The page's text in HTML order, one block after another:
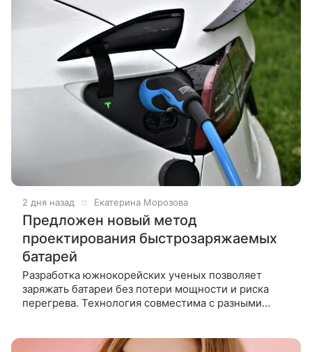
2 дня назад Екатерина Морозова
Предложен новый метод
проектирования быстрозаряжаемых
батарей
Разработка южнокорейских ученых позволяет
заряжать батареи без потери мощности и риска
перегрева. Технология совместима с разными